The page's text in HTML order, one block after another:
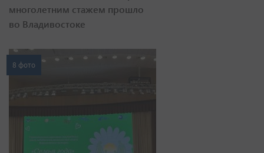
многолетним стажем прошло
во Владивостоке
8 фото